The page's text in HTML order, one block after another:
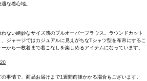
な着心地。
ない絶妙なサイズ感のプルオーバーブラウス。ラウンドカット
ジャージではカジュアルに見えがちなTシャツ型を布帛にするこ
から一枚着まで着こなしを楽しめるアイテムになっています。
事情で、商品お届けまで1週間前後かかる場合もございます。